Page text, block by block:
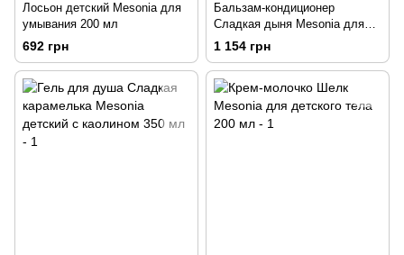
Лосьон детский Mesonia для
умывания 200 мл
692 грн
Бальзам-кондиционер
Сладкая дыня Mesonia для
детских волос 275 мл
1 154 грн